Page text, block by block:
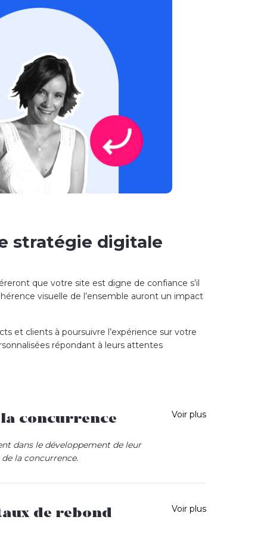
stratégie digitale
que votre site est digne de confiance s’il
visuelle de l’ensemble auront un impact
et clients à poursuivre l’expérience sur votre
répondant à leurs attentes
concurrence
dans le développement de leur
la concurrence.
analysons votre histoire de marque, votre
atouts pour les insuffler dans l’identité
Voir plus
de rebond Voir plus